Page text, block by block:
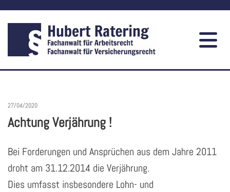
27/04/2020
Achtung Verjährung !
Bei Forderungen und Ansprüchen aus dem Jahre 2011
droht am 31.12.2014 die Verjährung.
Dies umfasst insbesondere Lohn- und